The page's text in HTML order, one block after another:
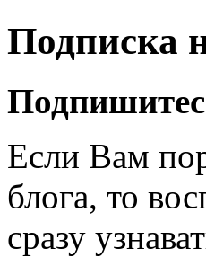
Подписка
Если Вам
блога, то
сразу